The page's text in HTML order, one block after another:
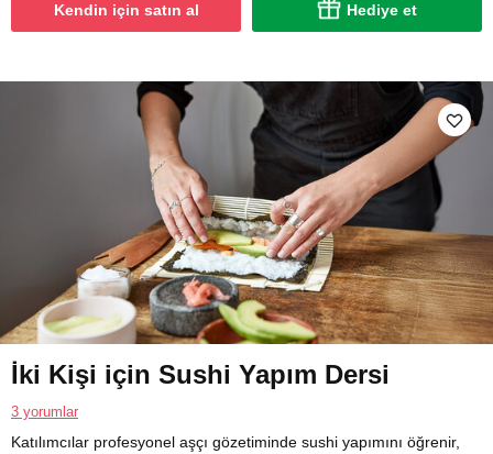
Kendin için satın al Hediye et
İki Kişi için Sushi Yapım Dersi
3 yorumlar
Katılımcılar profesyonel aşçı gözetiminde sushi yapımını öğrenir,